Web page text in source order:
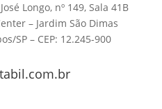
Longo, nº 149, Sala 41B
– Jardim São Dimas
SP – CEP: 12.245-900